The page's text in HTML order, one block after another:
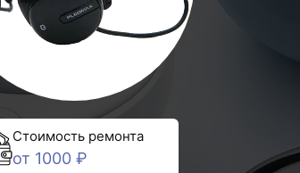
Стоимость ремонта
от 1000 ₽